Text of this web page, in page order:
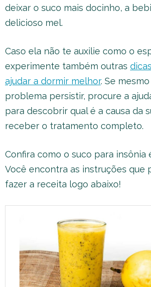
deixar o suco mais docinho, a
delicioso mel.
Caso ela não te auxilie como o
experimente também outras
ajudar a dormir melhor. Se
problema persistir, procure a
para descobrir qual é a causa da
receber o tratamento completo.
Confira como o suco para insônia
Você encontra as instruções que
fazer a receita logo abaixo!